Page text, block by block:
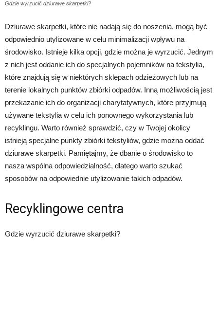
Gdzie wyrzucić dziurawe skarpetki?
Dziurawe skarpetki, które nie nadają się do noszenia, mogą być
odpowiednio utylizowane w celu minimalizacji wpływu na
środowisko. Istnieje kilka opcji, gdzie można je wyrzucić. Jednym
z nich jest oddanie ich do specjalnych pojemników na tekstylia,
które znajdują się w niektórych sklepach odzieżowych lub na
terenie lokalnych punktów zbiórki odpadów. Inną możliwością jest
przekazanie ich do organizacji charytatywnych, które przyjmują
używane tekstylia w celu ich ponownego wykorzystania lub
recyklingu. Warto również sprawdzić, czy w Twojej okolicy
istnieją specjalne punkty zbiórki tekstyliów, gdzie można oddać
dziurawe skarpetki. Pamiętajmy, że dbanie o środowisko to
nasza wspólna odpowiedzialność, dlatego warto szukać
sposobów na odpowiednie utylizowanie takich odpadów.
Recyklingowe centra
Gdzie wyrzucić dziurawe skarpetki?